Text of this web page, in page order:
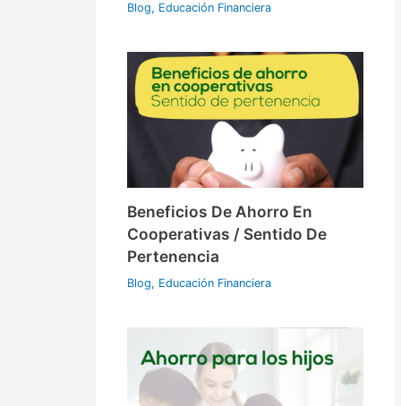
Blog, Educación Financiera
Beneficios De Ahorro En
Cooperativas / Sentido De
Pertenencia
Blog, Educación Financiera